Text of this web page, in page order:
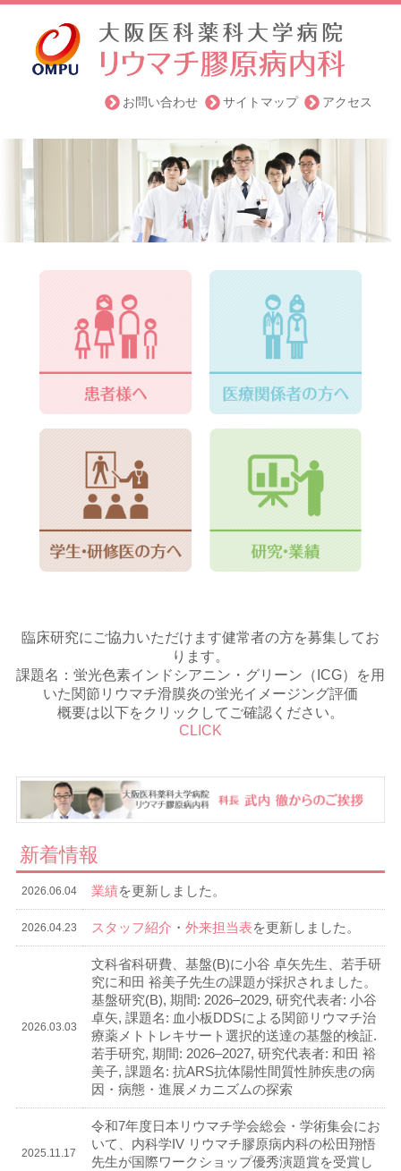
アクセス
サイトマップ
お問い合わせ
臨床研究にご協力いただけます健常者の方を募集してお
ります。
課題名：蛍光色素インドシアニン・グリーン（ICG）を用
いた関節リウマチ滑膜炎の蛍光イメージング評価
概要は以下をクリックしてご確認ください。
CLICK
新着情報
2026.06.04 業績を更新しました。
2026.04.23 スタッフ紹介 ・ 外来担当表を更新しました。
2026.03.03
文科省科研費、基盤(B)に小谷 卓矢先生、若手研
究に和田 裕美子先生の課題が採択されました。
基盤研究(B), 期間: 2026–2029, 研究代表者: 小谷
卓矢, 課題名: 血小板DDSによる関節リウマチ治
療薬メトトレキサート選択的送達の基盤的検証.
若手研究, 期間: 2026–2027, 研究代表者: 和田 裕
美子, 課題名: 抗ARS抗体陽性間質性肺疾患の病
因・病態・進展メカニズムの探索
2025.11.17
令和7年度日本リウマチ学会総会・学術集会にお
いて、内科学IV リウマチ膠原病内科の松田翔悟
先生が国際ワークショップ優秀演題賞を受賞し